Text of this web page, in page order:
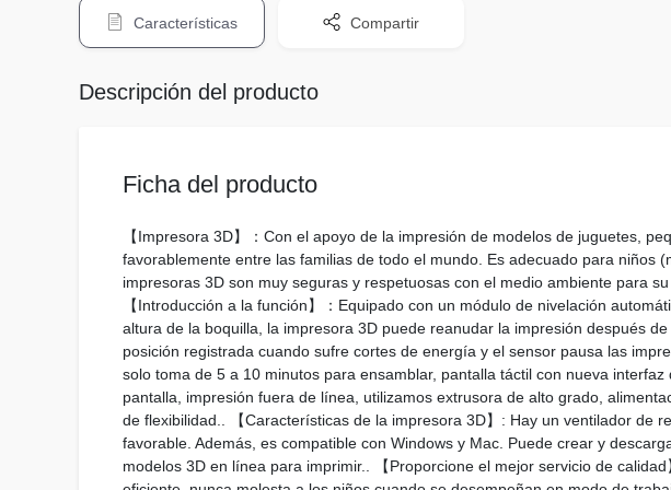
Características Compartir
Descripción del producto
Ficha del producto
【Impresora 3D】：Con el apoyo de la impresión de modelos de juguetes,
favorablemente entre las familias de todo el mundo. Es adecuado para niños
impresoras 3D son muy seguras y respetuosas con el medio ambiente para
【Introducción a la función】：Equipado con un módulo de nivelación
altura de la boquilla, la impresora 3D puede reanudar la impresión después
posición registrada cuando sufre cortes de energía y el sensor pausa las
solo toma de 5 a 10 minutos para ensamblar, pantalla táctil con nueva
pantalla, impresión fuera de línea, utilizamos extrusora de alto grado,
de flexibilidad.. 【Características de la impresora 3D】: Hay un ventilador de
favorable. Además, es compatible con Windows y Mac. Puede crear y
modelos 3D en línea para imprimir.. 【Proporcione el mejor servicio de